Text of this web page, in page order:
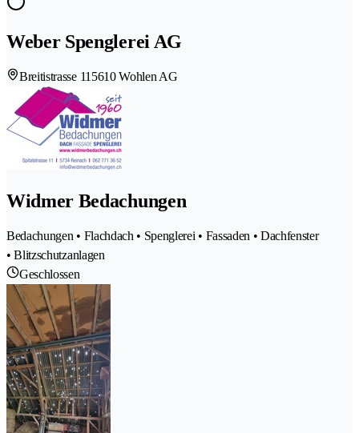
Weber Spenglerei AG
Breitistrasse 11 5610 Wohlen AG
Widmer Bedachungen
Bedachungen • Flachdach • Spenglerei • Fassaden • Dachfenster
• Blitzschutzanlagen
Geschlossen